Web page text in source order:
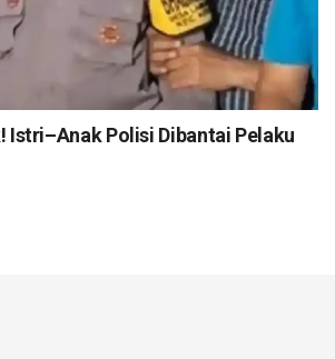
Istri–Anak Polisi Dibantai Pelaku